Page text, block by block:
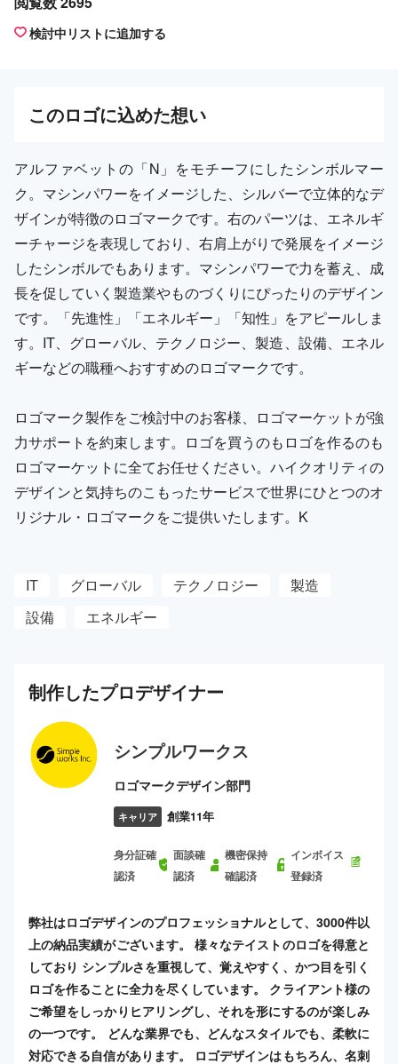
検討中リストに追加する
このロゴに込めた想い
アルファベットの「N」をモチーフにしたシンボルマー
ク。マシンパワーをイメージした、シルバーで立体的なデ
ザインが特徴のロゴマークです。右のパーツは、エネルギ
ーチャージを表現しており、右肩上がりで発展をイメージ
したシンボルでもあります。マシンパワーで力を蓄え、成
長を促していく製造業やものづくりにぴったりのデザイン
です。「先進性」「エネルギー」「知性」をアピールしま
す。IT、グローバル、テクノロジー、製造、設備、エネル
ギーなどの職種へおすすめのロゴマークです。
ロゴマーク製作をご検討中のお客様、ロゴマーケットが強
力サポートを約束します。ロゴを買うのもロゴを作るのも
ロゴマーケットに全てお任せください。ハイクオリティの
デザインと気持ちのこもったサービスで世界にひとつのオ
リジナル・ロゴマークをご提供いたします。K
IT グローバル テクノロジー
製造
設備
エネルギー
制作したプロデザイナー
シンプルワークス
ロゴマークデザイン部門
キャリア 創業11年
身分証確
認済
面談確
認済
機密保持
確認済
インボイス
登録済
弊社はロゴデザインのプロフェッショナルとして、3000件以
上の納品実績がございます。 様々なテイストのロゴを得意と
しており シンプルさを重視して、覚えやすく、かつ目を引く
ロゴを作ることに全力を尽くしています。 クライアント様の
ご希望をしっかりヒアリングし、それを形にするのが楽しみ
の一つです。 どんな業界でも、どんなスタイルでも、柔軟に
対応できる自信があります。 ロゴデザインはもちろん、名刺